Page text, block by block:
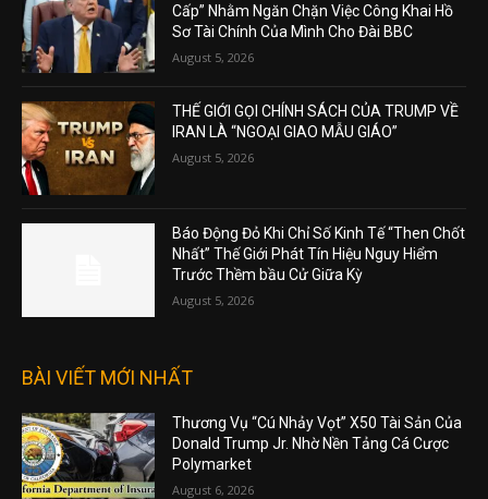
Cấp” Nhằm Ngăn Chặn Việc Công Khai Hồ
Sơ Tài Chính Của Mình Cho Đài BBC
August 5, 2026
THẾ GIỚI GỌI CHÍNH SÁCH CỦA TRUMP VỀ
IRAN LÀ “NGOẠI GIAO MẪU GIÁO”
August 5, 2026
Báo Động Đỏ Khi Chỉ Số Kinh Tế “Then Chốt
Nhất” Thế Giới Phát Tín Hiệu Nguy Hiểm
Trước Thềm bầu Cử Giữa Kỳ
August 5, 2026
BÀI VIẾT MỚI NHẤT
Thương Vụ “Cú Nhảy Vọt” X50 Tài Sản Của
Donald Trump Jr. Nhờ Nền Tảng Cá Cược
Polymarket
August 6, 2026